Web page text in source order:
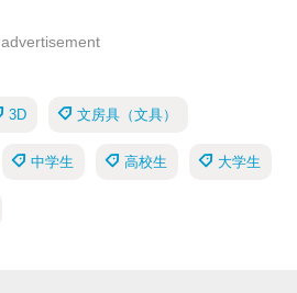
advertisement
3D 文房具（文具）
中学生 高校生 大学生